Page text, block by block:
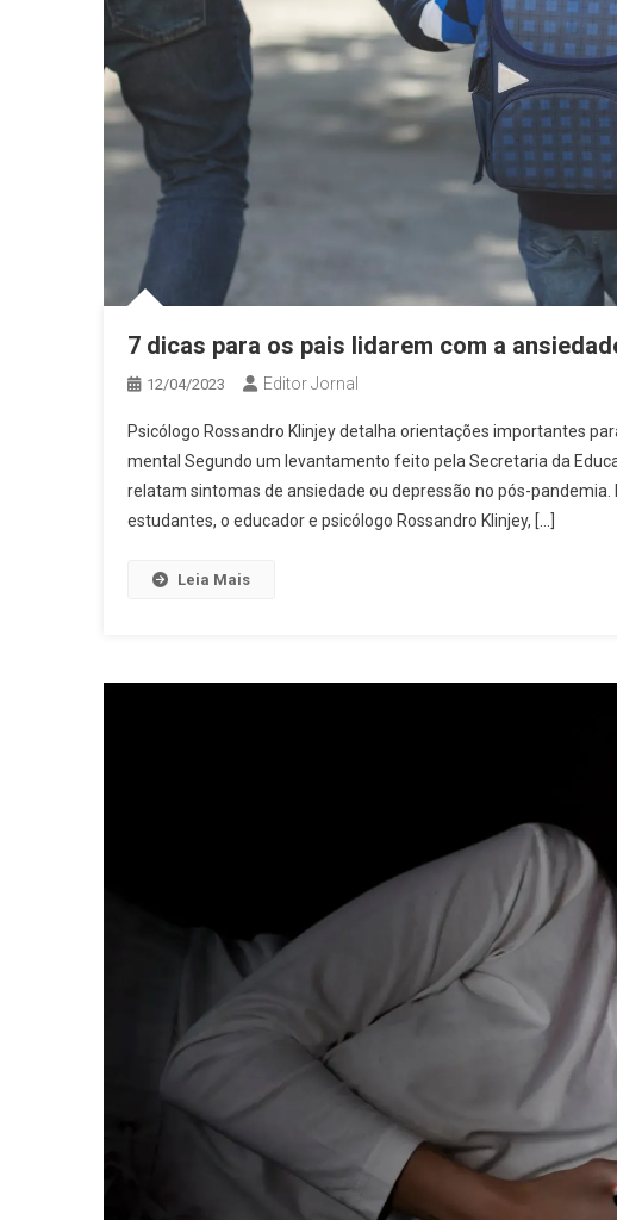
7 dicas para os pais lidarem com a
12/04/2023 Editor Jornal
Psicólogo Rossandro Klinjey detalha orientações importantes
mental Segundo um levantamento feito pela Secretaria da
relatam sintomas de ansiedade ou depressão no pós-
estudantes, o educador e psicólogo Rossandro Klinjey, […]
Leia Mais